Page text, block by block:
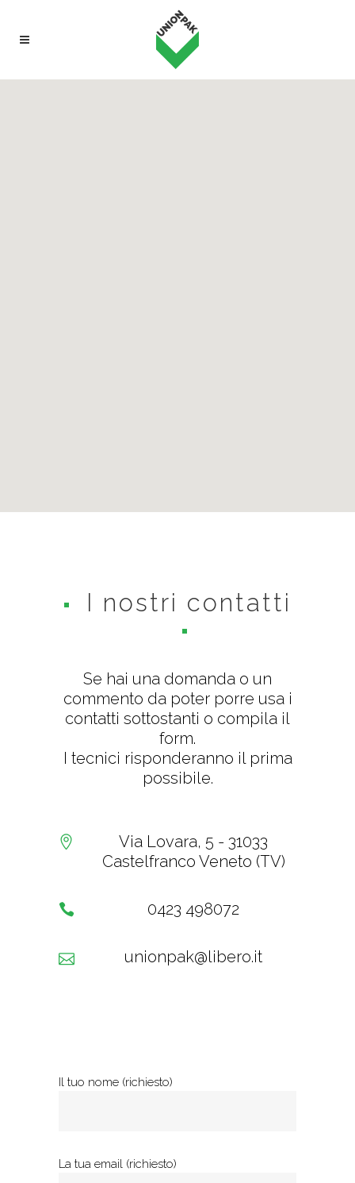
I nostri contatti
Se hai una domanda o un
commento da poter porre usa i
contatti sottostanti o compila il
form.
I tecnici risponderanno il prima
possibile.
Via Lovara, 5 - 31033
Castelfranco Veneto (TV)
0423 498072
unionpak@libero.it
Il tuo nome (richiesto)
La tua email (richiesto)